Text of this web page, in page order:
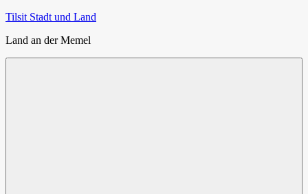
Zum
springen
Tilsit Stadt und Land
Land an der Memel